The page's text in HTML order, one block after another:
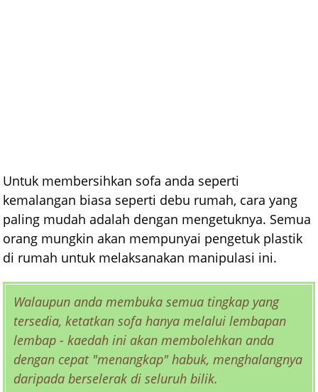
Untuk membersihkan sofa anda seperti
kemalangan biasa seperti debu rumah, cara yang
paling mudah adalah dengan mengetuknya. Semua
orang mungkin akan mempunyai pengetuk plastik
di rumah untuk melaksanakan manipulasi ini.
Walaupun anda membuka semua tingkap yang
tersedia, ketatkan sofa hanya melalui lembapan
lembap - kaedah ini akan membolehkan anda
dengan cepat "menangkap" habuk, menghalangnya
daripada berselerak di seluruh bilik.